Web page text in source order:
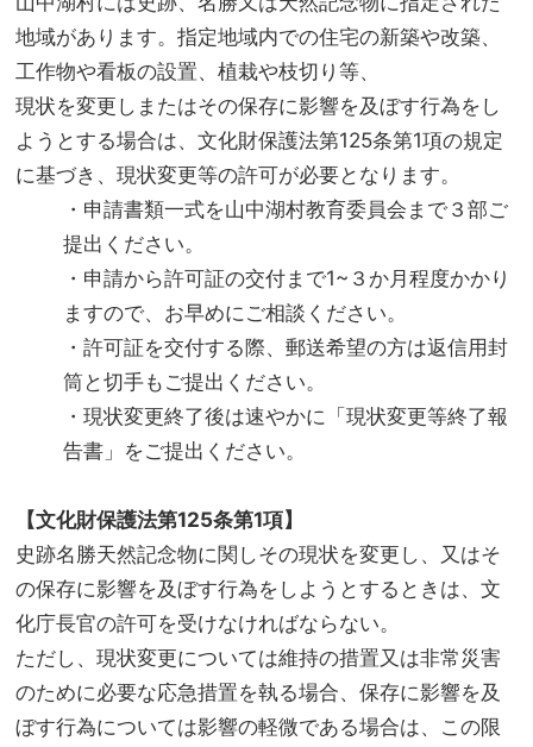
地域があります。指定地域内での住宅の新築や改築、
工作物や看板の設置、植栽や枝切り等、
現状を変更しまたはその保存に影響を及ぼす行為をし
ようとする場合は、文化財保護法第125条第1項の規定
に基づき、現状変更等の許可が必要となります。
・申請書類一式を山中湖村教育委員会まで３部ご
提出ください。
・申請から許可証の交付まで1~３か月程度かかり
ますので、お早めにご相談ください。
・許可証を交付する際、郵送希望の方は返信用封
筒と切手もご提出ください。
・現状変更終了後は速やかに「現状変更等終了報
告書」をご提出ください。
【文化財保護法第125条第1項】
史跡名勝天然記念物に関しその現状を変更し、又はそ
の保存に影響を及ぼす行為をしようとするときは、文
化庁長官の許可を受けなければならない。
ただし、現状変更については維持の措置又は非常災害
のために必要な応急措置を執る場合、保存に影響を及
ぼす行為については影響の軽微である場合は、この限